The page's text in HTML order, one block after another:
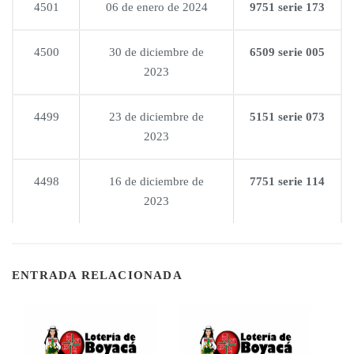
4501 06 de enero de 2024 9751 serie 173
4500
30 de diciembre de
2023
6509 serie 005
4499
23 de diciembre de
2023
5151 serie 073
4498
16 de diciembre de
2023
7751 serie 114
ENTRADA RELACIONADA